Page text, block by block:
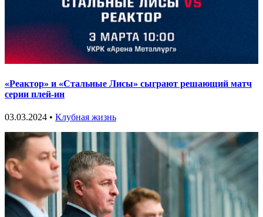
«Реактор» и «Стальные Лисы» сыграют решающий матч
серии плей-ин
03.03.2024 • Клубная жизнь